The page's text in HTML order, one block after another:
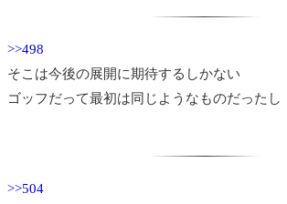
>>498
そこは今後の展開に期待するしかない
ゴッフだって最初は同じようなものだったし
>>504